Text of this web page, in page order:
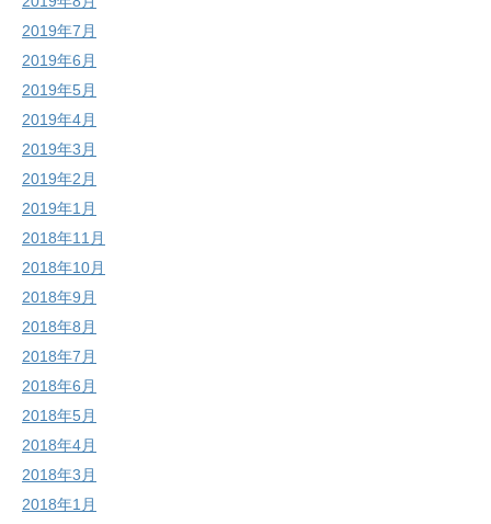
2019年7月
2019年6月
2019年5月
2019年4月
2019年3月
2019年2月
2019年1月
2018年11月
2018年10月
2018年9月
2018年8月
2018年7月
2018年6月
2018年5月
2018年4月
2018年3月
2018年1月